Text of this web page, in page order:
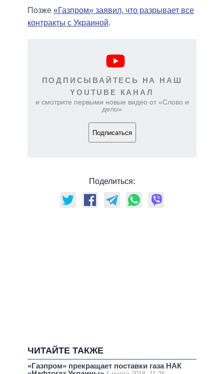
Позже «Газпром» заявил, что разрывает все
контракты с Украиной.
ПОДПИСЫВАЙТЕСЬ НА НАШ
YOUTUBE КАНАЛ
и смотрите первыми новые видео от «Слово и
дело»
Подписаться
Поделиться:
ЧИТАЙТЕ ТАКЖЕ
«Газпром» прекращает поставки газа НАК